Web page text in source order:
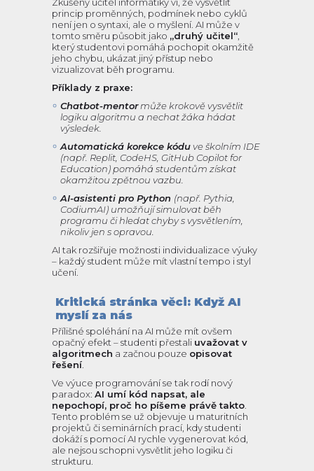
princip proměnných, podmínek nebo cyklů
není jen o syntaxi, ale o myšlení. AI může v
tomto směru působit jako „druhý učitel“
který studentovi pomáhá pochopit okamžitě
jeho chybu, ukázat jiný přístup nebo
vizualizovat běh programu.
Příklady z praxe:
Chatbot-mentormůže krokově vysvětlit
logiku algoritmu a nechat žáka hádat
výsledek.
Automatická korekce kóduve školním IDE
(např. Replit, CodeHS, GitHub Copilot for
Education) pomáhá studentům získat
okamžitou zpětnou vazbu.
AI-asistenti pro Python (např. Pythia,
CodiumAI) umožňují simulovat běh
programu či hledat chyby s vysvětlením,
nikoliv jen s opravou.
AI tak rozšiřuje možnosti individualizace výuky
– každý student může mít vlastní tempo i styl
učení.
Kritická stránka věci: Když AI
myslí za nás
Přílišné spoléhání na AI může mít ovšem
opačný efekt – studenti přestali uvažovat v
algoritmech a začnou pouze opisovat
řešení
Ve výuce programování se tak rodí nový
paradox: AI umí kód napsat, ale
nepochopí, proč ho píšeme právě takto
Tento problém se už objevuje u maturitních
projektů či seminárních prací, kdy studenti
dokáží s pomocí AI rychle vygenerovat kód,
ale nejsou schopni vysvětlit jeho logiku či
strukturu.